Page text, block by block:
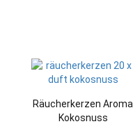
Räucherkerzen Aroma
Kokosnuss